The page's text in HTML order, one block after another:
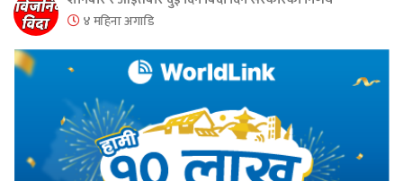
४ महिना अगाडि